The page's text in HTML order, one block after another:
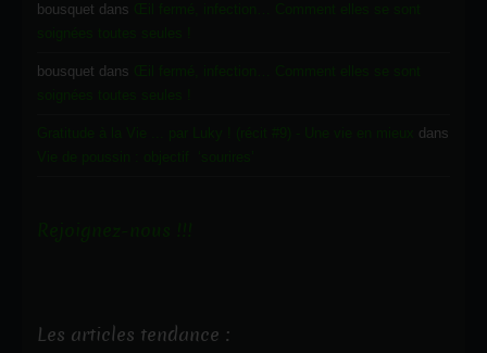
bousquet dans
bousquet dans
dans
Les articles tendance :